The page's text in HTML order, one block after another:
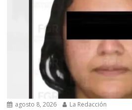
agosto 8, 2026 La Redacción